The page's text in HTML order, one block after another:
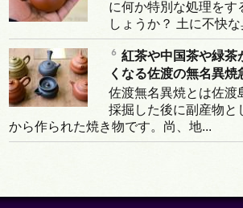
に何か特別な処理をす
しょうか？ 土に不快
紅茶や中国茶や緑茶
くなる佐渡の無名異焼
佐渡無名異焼とは佐渡
採掘した後に副産物と
から作られた焼き物です。尚、地...